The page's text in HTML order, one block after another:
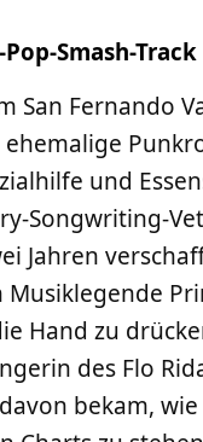
Smash-Track
San Fernando
und
Songwriting-
Jahren
Hand zu
des Flo
bekam,